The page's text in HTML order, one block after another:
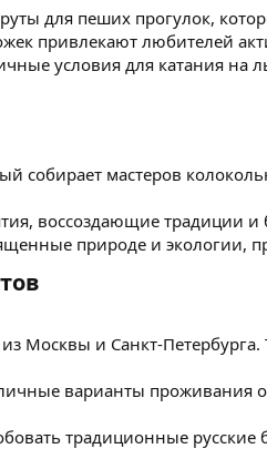
для пеших прогулок,
привлекают любителей
условия для катания на
собирает мастеров
воссоздающие традиции и
природе и экологии,
Москвы и Санкт-
варианты проживания
традиционные